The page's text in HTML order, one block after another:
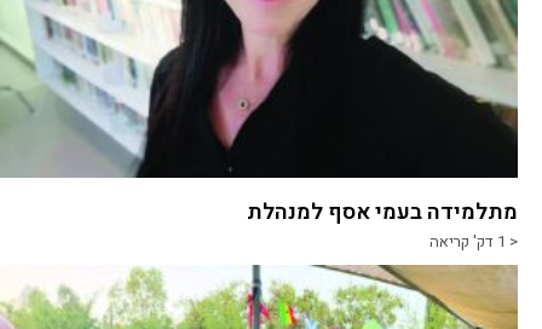
מתלמידה בעמי אסף למנהלת
< 1 דק' קריאה